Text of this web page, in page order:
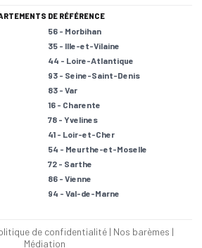
DE RÉFÉRENCE
56 - Morbihan
35 - Ille-et-Vilaine
44 - Loire-Atlantique
93 - Seine-Saint-Denis
83 - Var
16 - Charente
78 - Yvelines
41 - Loir-et-Cher
54 - Meurthe-et-Moselle
72 - Sarthe
86 - Vienne
94 - Val-de-Marne
de confidentialité | Nos barèmes |
Médiation